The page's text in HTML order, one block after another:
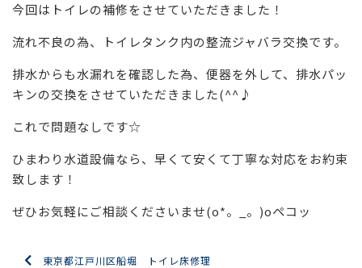
今回はトイレの補修をさせていただきました！
流れ不良の為、トイレタンク内の整流ジャバラ交換です。
排水からも水漏れを確認した為、便器を外して、排水パッ
キンの交換をさせていただきました(^^♪
これで問題なしです☆
ひまわり水道設備なら、早くて安くて丁寧な対応をお約束
致します！
ぜひお気軽にご相談くださいませ(o*。_。)oペコッ
東京都江戸川区船堀 トイレ床修理